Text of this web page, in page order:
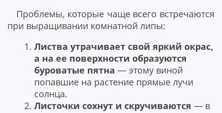
Проблемы, которые чаще всего встречаются
при выращивании комнатной липы:
Листва утрачивает свой яркий окрас,
а на ее поверхности образуются
буроватые пятна ― этому виной
попавшие на растение прямые лучи
солнца.
Листочки сохнут и скручиваются ― в